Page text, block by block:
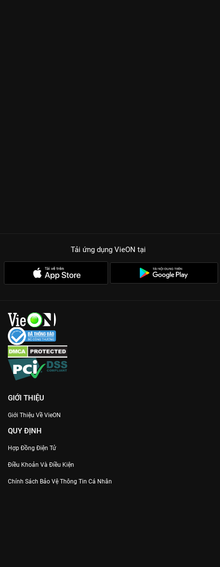
Tải ứng dụng VieON tại
GIỚI THIỆU
Giới Thiệu Về VieON
QUY ĐỊNH
Hợp Đồng Điện Tử
Điều Khoản Và Điều Kiện
Chính Sách Bảo Vệ Thông Tin Cá Nhân